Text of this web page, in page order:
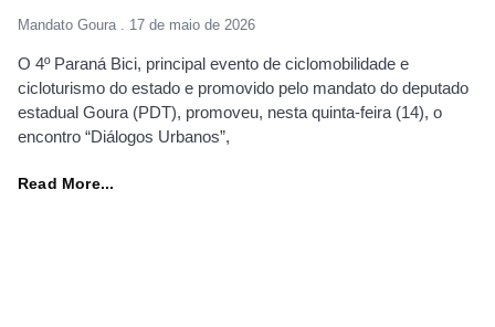
Mandato Goura 17 de maio de 2026
O 4º Paraná Bici, principal evento de ciclomobilidade e
cicloturismo do estado e promovido pelo mandato do deputado
estadual Goura (PDT), promoveu, nesta quinta-feira (14), o
encontro “Diálogos Urbanos”,
Read More...